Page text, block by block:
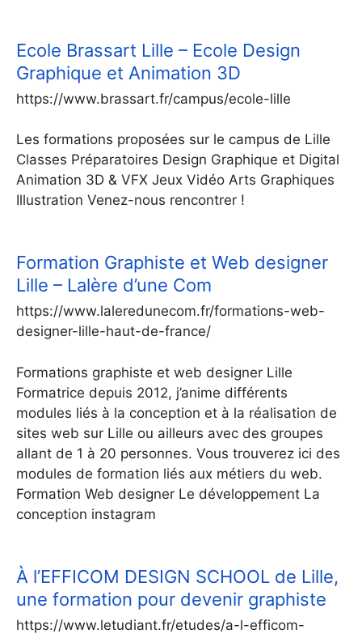
Ecole Brassart Lille – Ecole Design
Graphique et Animation 3D
https://www.brassart.fr/campus/ecole-lille
Les formations proposées sur le campus de Lille
Classes Préparatoires Design Graphique et Digital
Animation 3D & VFX Jeux Vidéo Arts Graphiques
Illustration Venez-nous rencontrer !
Formation Graphiste et Web designer
Lille – Lalère d’une Com
https://www.laleredunecom.fr/formations-web-
designer-lille-haut-de-france/
Formations graphiste et web designer Lille
Formatrice depuis 2012, j’anime différents
modules liés à la conception et à la réalisation de
sites web sur Lille ou ailleurs avec des groupes
allant de 1 à 20 personnes. Vous trouverez ici des
modules de formation liés aux métiers du web.
Formation Web designer Le développement La
conception instagram
À l’EFFICOM DESIGN SCHOOL de Lille,
une formation pour devenir graphiste
https://www.letudiant.fr/etudes/a-l-efficom-